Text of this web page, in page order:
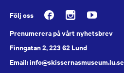
Följ oss
Prenumerera på vårt nyhetsbrev
Finngatan 2, 223 62 Lund
Email: info@skissernasmuseum.lu.se